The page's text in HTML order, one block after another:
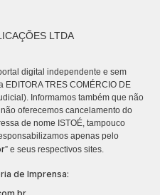
LTDA
digital independente e sem
TRES COMÉRCIO DE
Informamos também que não
oferecemos cancelamento do
de nome ISTOÉ, tampouco
apenas pelo
” e seus respectivos sites.
de Imprensa: